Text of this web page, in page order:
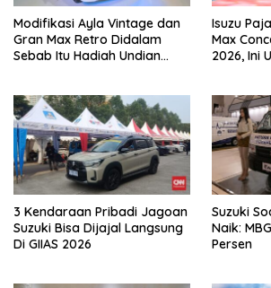
Modifikasi Ayla Vintage dan
Gran Max Retro Didalam
Sebab Itu Hadiah Undian
Isuzu
Max
2026, Ini
3 Kendaraan Pribadi Jagoan
Suzuki Bisa Dijajal Langsung
Di GIIAS 2026
Suzuki
Naik:
Persen